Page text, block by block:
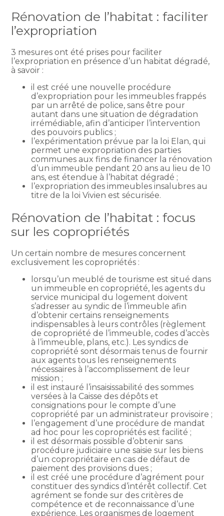
Rénovation de l’habitat : faciliter
l’expropriation
3 mesures ont été prises pour faciliter
l’expropriation en présence d’un habitat dégradé,
à savoir :
il est créé une nouvelle procédure
d’expropriation pour les immeubles frappés
par un arrêté de police, sans être pour
autant dans une situation de dégradation
irrémédiable, afin d’anticiper l’intervention
des pouvoirs publics ;
l’expérimentation prévue par la loi Elan, qui
permet une expropriation des parties
communes aux fins de financer la rénovation
d’un immeuble pendant 20 ans au lieu de 10
ans, est étendue à l’habitat dégradé ;
l’expropriation des immeubles insalubres au
titre de la loi Vivien est sécurisée.
Rénovation de l’habitat : focus
sur les copropriétés
Un certain nombre de mesures concernent
exclusivement les copropriétés :
lorsqu’un meublé de tourisme est situé dans
un immeuble en copropriété, les agents du
service municipal du logement doivent
s’adresser au syndic de l’immeuble afin
d’obtenir certains renseignements
indispensables à leurs contrôles (règlement
de copropriété de l’immeuble, codes d’accès
à l’immeuble, plans, etc.). Les syndics de
copropriété sont désormais tenus de fournir
aux agents tous les renseignements
nécessaires à l’accomplissement de leur
mission ;
il est instauré l’insaisissabilité des sommes
versées à la Caisse des dépôts et
consignations pour le compte d’une
copropriété par un administrateur provisoire ;
l’engagement d’une procédure de mandat
ad hoc pour les copropriétés est facilité ;
il est désormais possible d’obtenir sans
procédure judiciaire une saisie sur les biens
d’un copropriétaire en cas de défaut de
paiement des provisions dues ;
il est créé une procédure d’agrément pour
constituer des syndics d’intérêt collectif. Cet
agrément se fonde sur des critères de
compétence et de reconnaissance d’une
expérience. Les organismes de logement